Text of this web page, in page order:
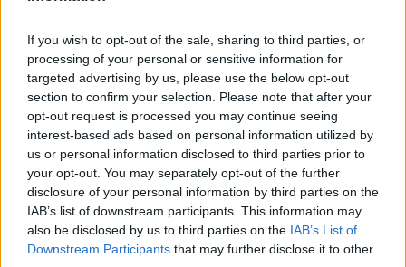
If you wish to opt-out of the sale, sharing to third parties, or
processing of your personal or sensitive information for
targeted advertising by us, please use the below opt-out
section to confirm your selection. Please note that after your
opt-out request is processed you may continue seeing
interest-based ads based on personal information utilized by
us or personal information disclosed to third parties prior to
your opt-out. You may separately opt-out of the further
disclosure of your personal information by third parties on the
IAB’s list of downstream participants. This information may
also be disclosed by us to third parties on the IAB’s List of
Downstream Participants that may further disclose it to other
policii.
Záchranná stanice v Praze přijímá kvůli vedrům více
volně žijících zvířat
5.8.2026 17:40 | PRAHA (ČTK)
Kvůli vysokým letním
teplotám pracovníci pražské
záchranné stanice pro volně
žijící živočichy přijímají více
zvířat, nejčastěji
dehydratovaná a vysílená mláďata ptáků nebo veverek. ČTK to
sdělila mluvčí stanice Petra Fišerová. Během současné vlny veder
stanice denně ošetří desítky živočichů, při první letošní vlně horka
jich za jeden týden přijali rekordních 578.